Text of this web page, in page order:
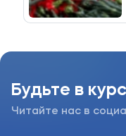
Будьте в
Читайте нас в